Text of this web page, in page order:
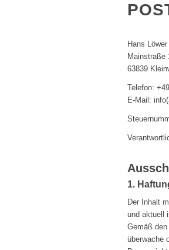
Hans Löwer
Mainstraße
63839
Telefon:
E-Mail:
1.
Der Inhalt
und aktuell
Gemäß
überwache